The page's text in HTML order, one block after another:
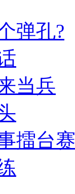
弹孔?
当兵
擂台赛